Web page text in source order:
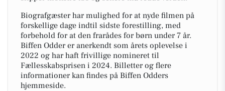
Biografgæster har mulighed for at nyde filmen på
forskellige dage indtil sidste forestilling, med
forbehold for at den frarådes for børn under 7 år.
Biffen Odder er anerkendt som årets oplevelse i
2022 og har haft frivillige nomineret til
Fællesskabsprisen i 2024. Billetter og flere
informationer kan findes på Biffen Odders
hjemmeside.